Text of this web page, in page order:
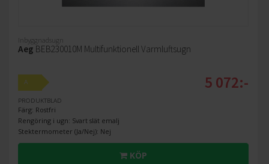
Inbyggnadsugn
Aeg BEB230010M Multifunktionell Varmluftsugn
A
PRODUKTBLAD
Färg: Rostfri
Rengöring i ugn: Svart slät emalj
Stektermometer (Ja/Nej): Nej
5 072:-
KÖP